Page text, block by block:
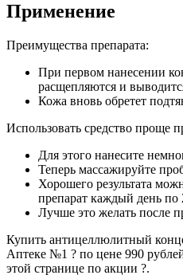
Применение
Преимущества препарата:
При первом нанесении
расщепляются и
Кожа вновь обретет
Использовать средство проще
Для этого нанесите
Теперь массажируйте
Хорошего результата
препарат каждый день по
Лучше это желать после
Купить антицеллюлитный
Аптеке №1 ? по цене 990
этой странице по акции ?.